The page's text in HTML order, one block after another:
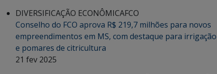
DIVERSIFICAÇÃO ECONÔMICAFCO
Conselho do FCO aprova R$ 219,7 milhões para novos
empreendimentos em MS, com destaque para irrigação
e pomares de citricultura
21 fev 2025